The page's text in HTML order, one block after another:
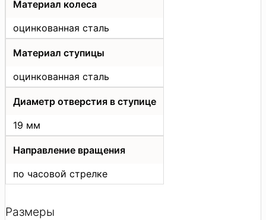
Материал колеса
оцинкованная сталь
Материал ступицы
оцинкованная сталь
Диаметр отверстия в ступице
19 мм
Направление вращения
по часовой стрелке
Размеры